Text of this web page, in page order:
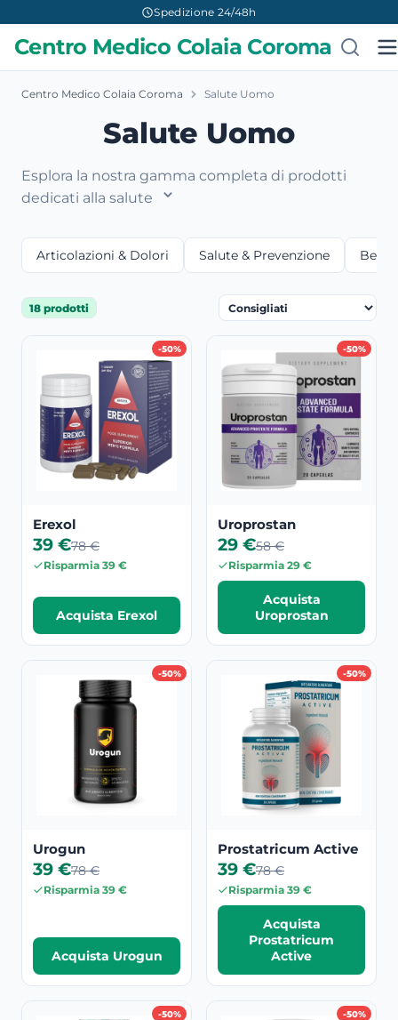
Spedizione 24/48h
Centro Medico Colaia Coroma
Centro Medico Colaia Coroma Salute Uomo
Salute Uomo
Esplora la nostra gamma completa di prodotti
dedicati alla salute
Articolazioni & Dolori Salute & Prevenzione
18 prodotti
-50%
Erexol
39 €78 €
Risparmia 39 €
Acquista Erexol
-50%
Uroprostan
29 €58 €
Risparmia 29 €
Acquista
Uroprostan
-50%
Urogun
39 €78 €
Risparmia 39 €
Acquista Urogun
-50%
Prostatricum Active
39 €78 €
Risparmia 39 €
Acquista
Prostatricum
Active
-50% -50%